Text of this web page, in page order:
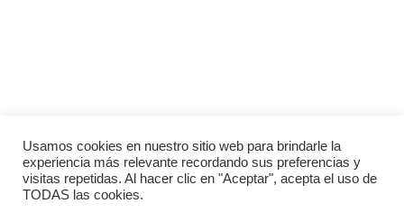
Usamos cookies en nuestro sitio web para brindarle la
experiencia más relevante recordando sus preferencias y
visitas repetidas. Al hacer clic en "Aceptar", acepta el uso de
TODAS las cookies.